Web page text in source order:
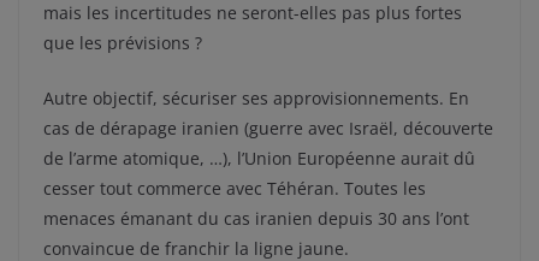
mais les incertitudes ne seront-elles pas plus fortes
que les prévisions ?
Autre objectif, sécuriser ses approvisionnements. En
cas de dérapage iranien (guerre avec Israël, découverte
de l’arme atomique, …), l’Union Européenne aurait dû
cesser tout commerce avec Téhéran. Toutes les
menaces émanant du cas iranien depuis 30 ans l’ont
convaincue de franchir la ligne jaune.